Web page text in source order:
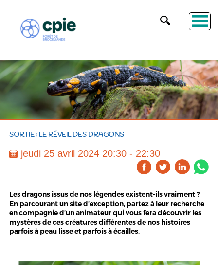
SORTIE : LE RÉVEIL DES DRAGONS
jeudi 25 avril 2024 20:30 - 22:30
Les dragons issus de nos légendes existent-ils vraiment ?
En parcourant un site d’exception, partez à leur recherche
en compagnie d’un animateur qui vous fera découvrir les
mystères de ces créatures différentes de nos histoires
parfois à peau lisse et parfois à écailles.